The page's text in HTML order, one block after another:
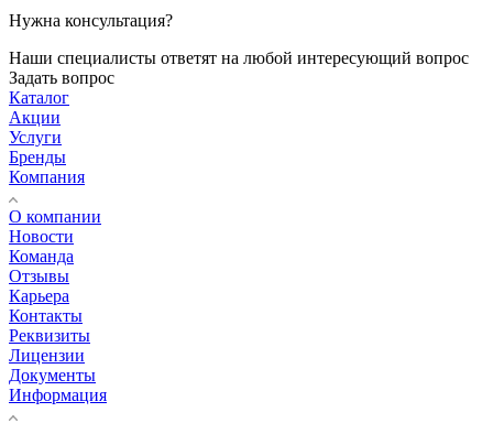
Нужна консультация?
Наши специалисты ответят на любой интересующий вопрос
Задать вопрос
Каталог
Акции
Услуги
Бренды
Компания
О компании
Новости
Команда
Отзывы
Карьера
Контакты
Реквизиты
Лицензии
Документы
Информация